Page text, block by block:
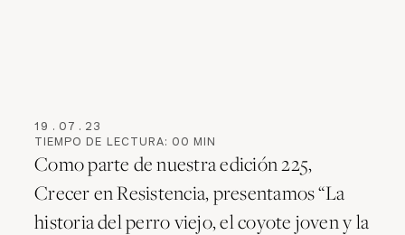
19 . 07 . 23
TIEMPO DE LECTURA: 00 MIN
Como parte de nuestra edición 225,
Crecer en Resistencia, presentamos “La
historia del perro viejo, el coyote joven y la